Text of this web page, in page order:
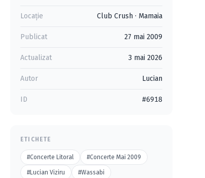
Locație Club Crush · Mamaia
Publicat 27 mai 2009
Actualizat 3 mai 2026
Autor Lucian
ID #6918
ETICHETE
#Concerte Litoral #Concerte Mai 2009
#Lucian Viziru #Wassabi